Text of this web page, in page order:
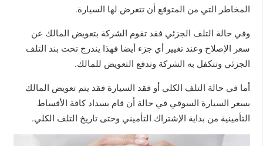
المخاطر التي من المتوقع أن تتعرض لها السيارة.
وفي حالة التلف الجزئي فقد تقوم الشركة بتعويض المالك عن
سعر الإصلاح وعند تغيير أي جزء أيضا فهذا يندرج تحت بند التلف
الجزئي وتتكفل به الشركة وتدفع التعويض للمالك.
أما في حالة التلف الكلي أو فقد السيارة فقد يتم تعويض المالك
بسعر السيارة السوقي في حالة أن قام بسداد كافة الأقساط
التأمينية من بداية الإشتراك التأميني وحتى تاريخ التلف الكلي.